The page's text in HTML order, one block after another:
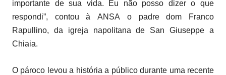
importante de sua vida. Eu não posso dizer o que
respondi”, contou à ANSA o padre dom Franco
Rapullino, da igreja napolitana de San Giuseppe a
Chiaia.
O pároco levou a história a público durante uma recente